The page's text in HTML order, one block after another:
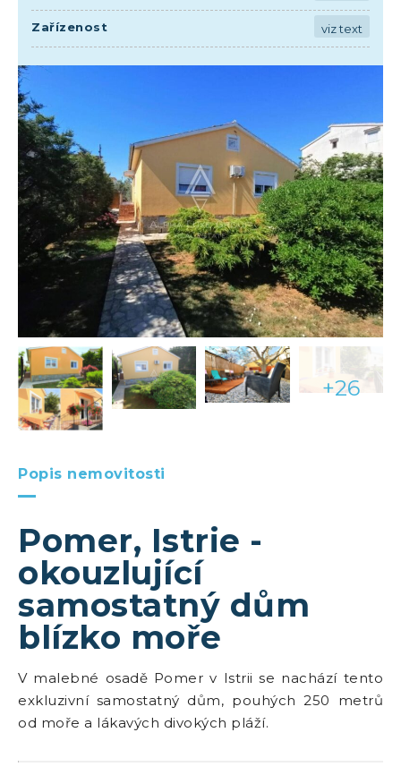
+26
Popis nemovitosti
Pomer, Istrie -
okouzlující
samostatný dům
blízko moře
V malebné osadě Pomer v Istrii se nachází tento
exkluzivní samostatný dům, pouhých 250 metrů
od moře a lákavých divokých pláží.
Zařízenost viz text